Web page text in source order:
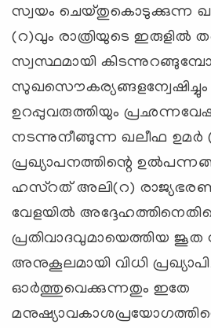
സ്വയം
(റ)വും രാത്രിയുടെ ഇരുളില്‍
സ്വസ്ഥമായി
ഉറപ്പുവരുത്തിയും
നടന്നുനീങ്ങുന്ന ഖലീഫ ഉമര്‍
പ്രഖ്യാപനത്തിന്റെ
ഹസ്റത് അലി(റ)
വേളയില്‍
പ്രതിവാദവുമായെത്തിയ
അനുകൂലമായി വിധി
ഓര്‍ത്തുവെക്കുന്നതും ഇതേ